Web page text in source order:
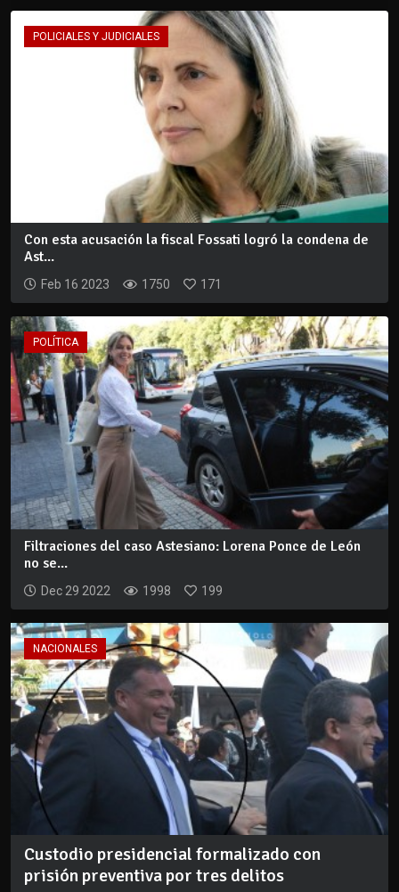
POLICIALES Y JUDICIALES
Con esta acusación la fiscal Fossati logró la condena de
Ast...
Feb 16 2023 1750 171
POLÍTICA
Filtraciones del caso Astesiano: Lorena Ponce de León
no se...
Dec 29 2022 1998 199
NACIONALES
Custodio presidencial formalizado con
prisión preventiva por tres delitos